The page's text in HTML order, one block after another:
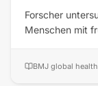
Forscher
Menschen mit
BMJ global health